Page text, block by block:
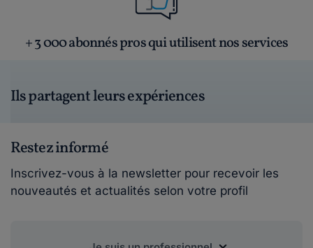
+ 3 000 abonnés pros qui utilisent nos services
Ils partagent leurs expériences
Restez informé
Inscrivez-vous à la newsletter pour recevoir les
nouveautés et actualités selon votre profil